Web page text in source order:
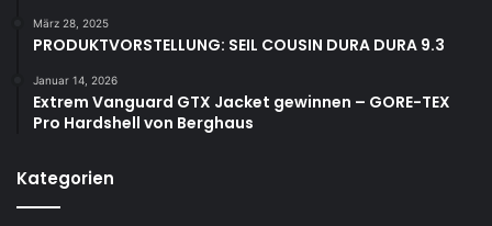
März 28, 2025
PRODUKTVORSTELLUNG: SEIL COUSIN DURA DURA 9.3
Januar 14, 2026
Extrem Vanguard GTX Jacket gewinnen – GORE-TEX
Pro Hardshell von Berghaus
Kategorien